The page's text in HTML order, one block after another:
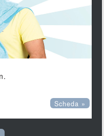
Scheda »